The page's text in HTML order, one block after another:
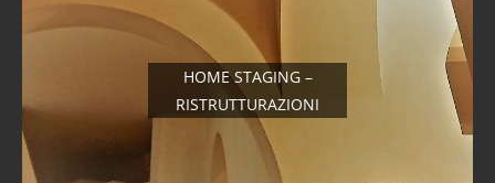
HOME STAGING –
RISTRUTTURAZIONI